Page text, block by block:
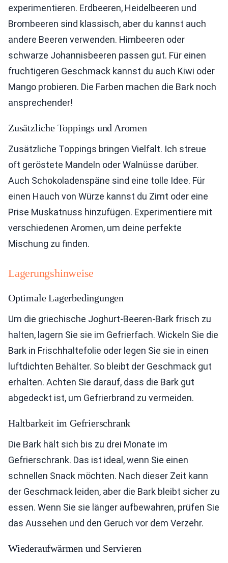
experimentieren. Erdbeeren, Heidelbeeren und
Brombeeren sind klassisch, aber du kannst auch
andere Beeren verwenden. Himbeeren oder
schwarze Johannisbeeren passen gut. Für einen
fruchtigeren Geschmack kannst du auch Kiwi oder
Mango probieren. Die Farben machen die Bark noch
ansprechender!
Zusätzliche Toppings und Aromen
Zusätzliche Toppings bringen Vielfalt. Ich streue
oft geröstete Mandeln oder Walnüsse darüber.
Auch Schokoladenspäne sind eine tolle Idee. Für
einen Hauch von Würze kannst du Zimt oder eine
Prise Muskatnuss hinzufügen. Experimentiere mit
verschiedenen Aromen, um deine perfekte
Mischung zu finden.
Lagerungshinweise
Optimale Lagerbedingungen
Um die griechische Joghurt-Beeren-Bark frisch zu
halten, lagern Sie sie im Gefrierfach. Wickeln Sie die
Bark in Frischhaltefolie oder legen Sie sie in einen
luftdichten Behälter. So bleibt der Geschmack gut
erhalten. Achten Sie darauf, dass die Bark gut
abgedeckt ist, um Gefrierbrand zu vermeiden.
Haltbarkeit im Gefrierschrank
Die Bark hält sich bis zu drei Monate im
Gefrierschrank. Das ist ideal, wenn Sie einen
schnellen Snack möchten. Nach dieser Zeit kann
der Geschmack leiden, aber die Bark bleibt sicher zu
essen. Wenn Sie sie länger aufbewahren, prüfen Sie
das Aussehen und den Geruch vor dem Verzehr.
Wiederaufwärmen und Servieren